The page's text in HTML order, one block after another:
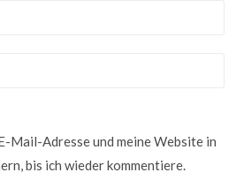
Mail-Adresse und meine Website in
bis ich wieder kommentiere.